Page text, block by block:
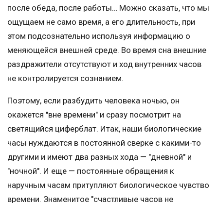
после обеда, после работы… Можно сказать, что мы
ощущаем не само время, а его длительность, при
этом подсознательно используя информацию о
меняющейся внешней среде. Во время сна внешние
раздражители отсутствуют и ход внутренних часов
не контролируется сознанием.
Поэтому, если разбудить человека ночью, он
окажется "вне времени" и сразу посмотрит на
светящийся циферблат. Итак, наши биологические
часы нуждаются в постоянной сверке с какими-то
другими и имеют два разных хода — "дневной" и
"ночной". И еще — постоянные обращения к
наручным часам притупляют биологическое чувство
времени. Знаменитое "счастливые часов не